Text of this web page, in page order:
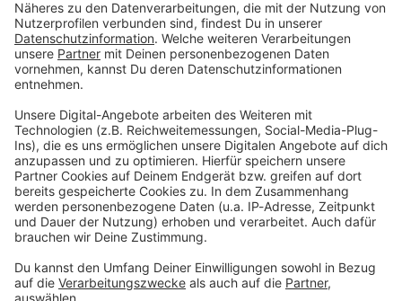
Du möchtest uns etwas sagen?
Studio Hotline
Kontaktformular
Sprachnachricht
© dpa-infocom, dpa:260605-930-176954/1